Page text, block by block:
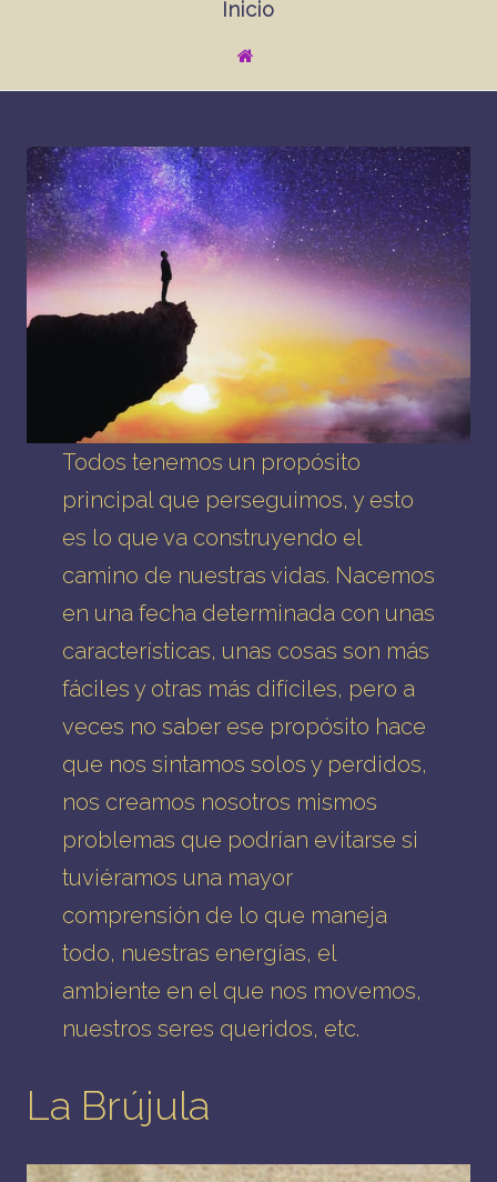
Inicio
Todos tenemos un propósito
principal que perseguimos, y esto
es lo que va construyendo el
camino de nuestras vidas. Nacemos
en una fecha determinada con unas
características, unas cosas son más
fáciles y otras más difíciles, pero a
veces no saber ese propósito hace
que nos sintamos solos y perdidos,
nos creamos nosotros mismos
problemas que podrían evitarse si
tuviéramos una mayor
comprensión de lo que maneja
todo, nuestras energías, el
ambiente en el que nos movemos,
nuestros seres queridos, etc.
La Brújula